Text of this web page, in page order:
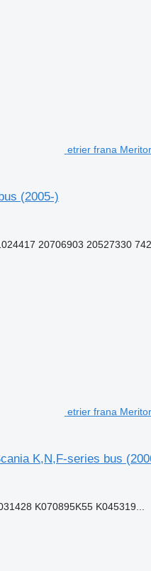
etrier frana
(2005-)
20706903 20527330
etrier frana
K,N,F-series bus
K070895K55 K045319...